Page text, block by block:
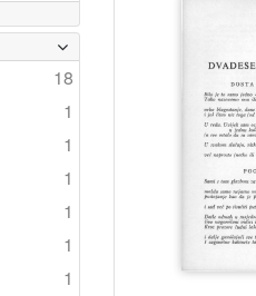
18
1
1
1
1
1
1